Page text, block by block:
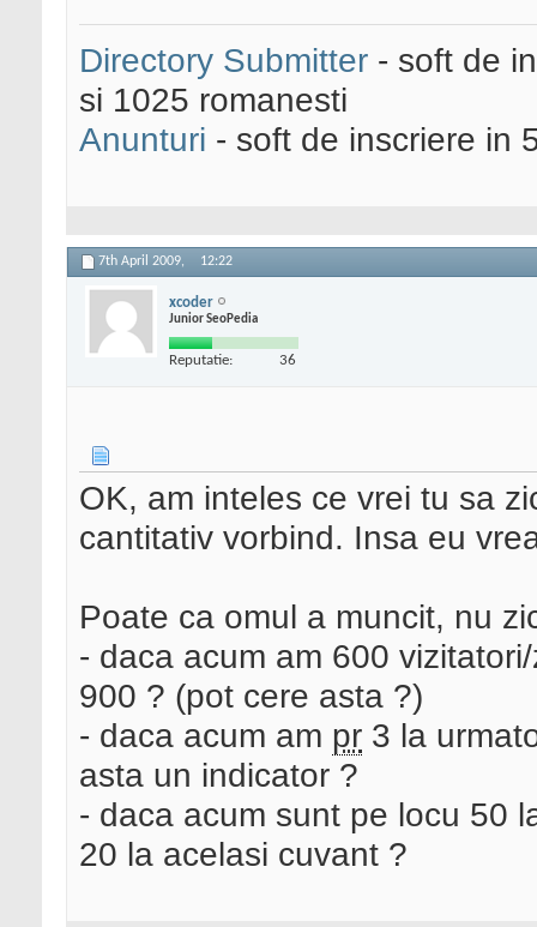
Directory Submitter - soft de
si 1025 romanesti
Anunturi - soft de inscriere in
7th April 2009, 12:22
xcoder
Junior SeoPedia
Reputatie: 36
OK, am inteles ce vrei tu sa
cantitativ vorbind. Insa eu
Poate ca omul a muncit, nu
- daca acum am 600
900 ? (pot cere asta ?)
- daca acum am pr 3 la
asta un indicator ?
- daca acum sunt pe locu 50
20 la acelasi cuvant ?